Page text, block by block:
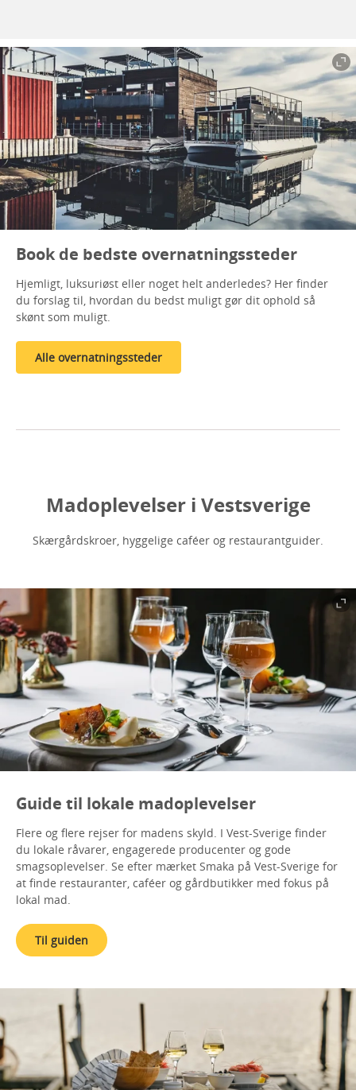
Book de bedste overnatningssteder
Hjemligt, luksuriøst eller noget helt anderledes? Her finder
du forslag til, hvordan du bedst muligt gør dit ophold så
skønt som muligt.
Alle overnatningssteder
Madoplevelser i Vestsverige
Skærgårdskroer, hyggelige caféer og restaurantguider.
Guide til lokale madoplevelser
Flere og flere rejser for madens skyld. I Vest-Sverige finder
du lokale råvarer, engagerede producenter og gode
smagsoplevelser. Se efter mærket Smaka på Vest-Sverige for
at finde restauranter, caféer og gårdbutikker med fokus på
lokal mad.
Til guiden